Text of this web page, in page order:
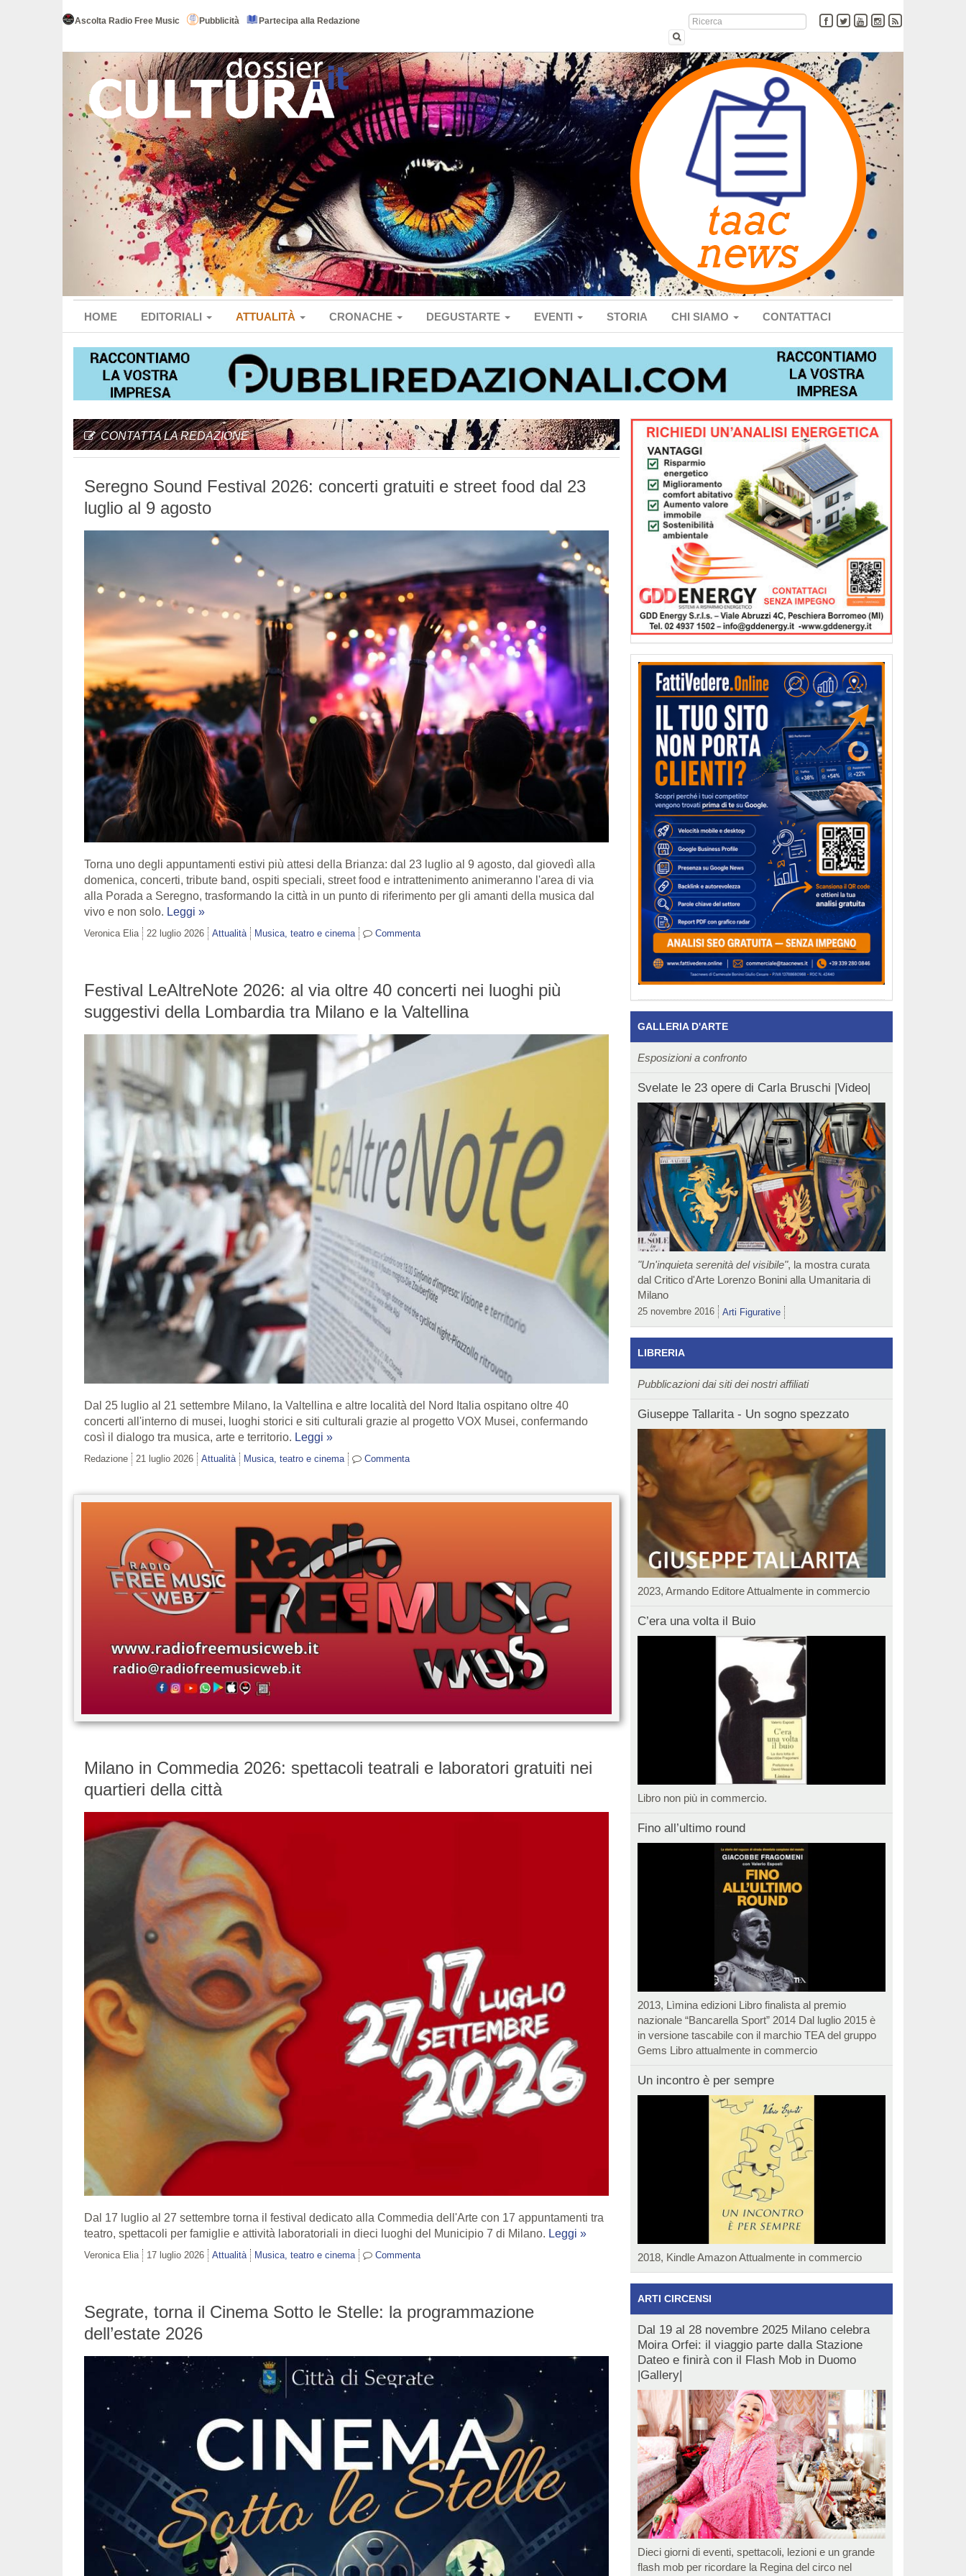
Ascolta Radio Free Music Pubblicità Partecipa alla Redazione
HOME EDITORIALI ATTUALITÀ CRONACHE DEGUSTARTE EVENTI STORIA CHI SIAMO CONTATTACI
CONTATTA LA REDAZIONE
Seregno Sound Festival 2026: concerti gratuiti e street food dal 23
luglio al 9 agosto
Torna uno degli appuntamenti estivi più attesi della Brianza: dal 23 luglio al 9 agosto, dal giovedì alla
domenica, concerti, tribute band, ospiti speciali, street food e intrattenimento animeranno l'area di via
alla Porada a Seregno, trasformando la città in un punto di riferimento per gli amanti della musica dal
vivo e non solo. Leggi »
Veronica Elia 22 luglio 2026 Attualità Musica, teatro e cinema Commenta
Festival LeAltreNote 2026: al via oltre 40 concerti nei luoghi più
suggestivi della Lombardia tra Milano e la Valtellina
Dal 25 luglio al 21 settembre Milano, la Valtellina e altre località del Nord Italia ospitano oltre 40
concerti all'interno di musei, luoghi storici e siti culturali grazie al progetto VOX Musei, confermando
così il dialogo tra musica, arte e territorio. Leggi »
Redazione 21 luglio 2026 Attualità Musica, teatro e cinema Commenta
Milano in Commedia 2026: spettacoli teatrali e laboratori gratuiti nei
quartieri della città
Dal 17 luglio al 27 settembre torna il festival dedicato alla Commedia dell'Arte con 17 appuntamenti tra
teatro, spettacoli per famiglie e attività laboratoriali in dieci luoghi del Municipio 7 di Milano. Leggi »
Veronica Elia 17 luglio 2026 Attualità Musica, teatro e cinema Commenta
Segrate, torna il Cinema Sotto le Stelle: la programmazione
dell’estate 2026
GALLERIA D'ARTE
Esposizioni a confronto
Svelate le 23 opere di Carla Bruschi |Video|
"Un'inquieta serenità del visibile", la mostra curata
dal Critico d'Arte Lorenzo Bonini alla Umanitaria di
Milano
25 novembre 2016 Arti Figurative
LIBRERIA
Pubblicazioni dai siti dei nostri affiliati
Giuseppe Tallarita - Un sogno spezzato
2023, Armando Editore Attualmente in commercio
C’era una volta il Buio
Libro non più in commercio.
Fino all’ultimo round
2013, Lìmina edizioni Libro finalista al premio
nazionale “Bancarella Sport” 2014 Dal luglio 2015 è
in versione tascabile con il marchio TEA del gruppo
Gems Libro attualmente in commercio
Un incontro è per sempre
2018, Kindle Amazon Attualmente in commercio
ARTI CIRCENSI
Dal 19 al 28 novembre 2025 Milano celebra
Moira Orfei: il viaggio parte dalla Stazione
Dateo e finirà con il Flash Mob in Duomo
|Gallery|
Dieci giorni di eventi, spettacoli, lezioni e un grande
flash mob per ricordare la Regina del circo nel